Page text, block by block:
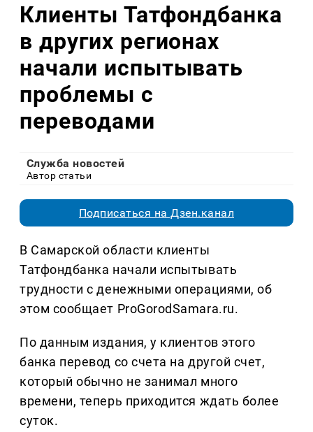
Клиенты Татфондбанка
в других регионах
начали испытывать
проблемы с
переводами
Служба новостей
Автор статьи
Подписаться на Дзен.канал
В Самарской области клиенты
Татфондбанка начали испытывать
трудности с денежными операциями, об
этом сообщает ProGorodSamara.ru.
По данным издания, у клиентов этого
банка перевод со счета на другой счет,
который обычно не занимал много
времени, теперь приходится ждать более
суток.